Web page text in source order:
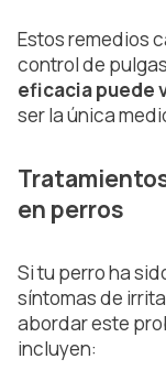
Estos remedios
control de
eficacia puede
ser la única
en perros
Si tu perro ha
síntomas de
abordar este
incluyen: